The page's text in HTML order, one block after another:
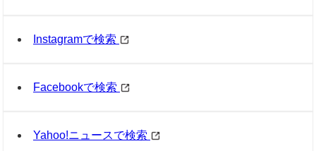
Instagramで検索
Facebookで検索
Yahoo!ニュースで検索